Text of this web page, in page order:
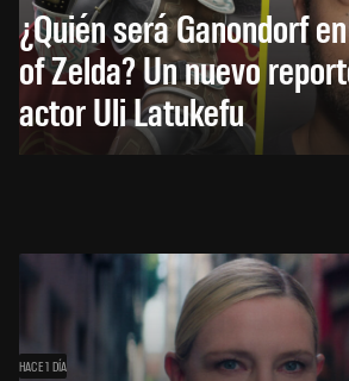
¿Quién será Ganondorf
of Zelda? Un nuevo
actor Uli Latukefu
HACE 1 DÍA